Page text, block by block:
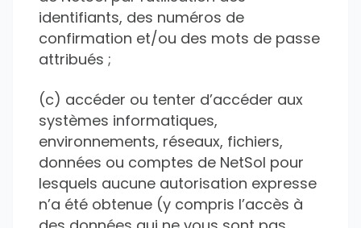
identifiants, des numéros de
confirmation et/ou des mots de passe
attribués ;
(c) accéder ou tenter d’accéder aux
systèmes informatiques,
environnements, réseaux, fichiers,
données ou comptes de NetSol pour
lesquels aucune autorisation expresse
n’a été obtenue (y compris l’accès à